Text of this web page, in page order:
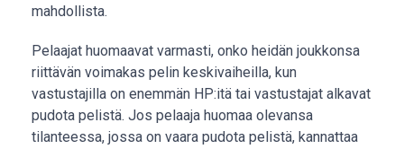
mahdollista.
Pelaajat huomaavat varmasti, onko heidän joukkonsa
riittävän voimakas pelin keskivaiheilla, kun
vastustajilla on enemmän HP:itä tai vastustajat alkavat
pudota pelistä. Jos pelaaja huomaa olevansa
tilanteessa, jossa on vaara pudota pelistä, kannattaa